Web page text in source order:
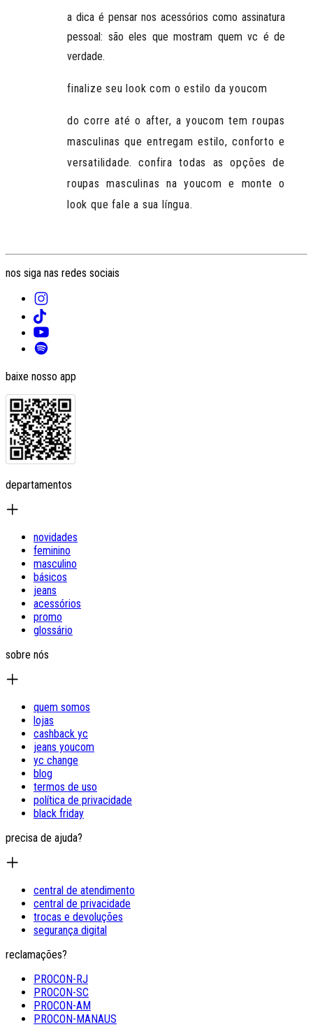
a dica é pensar nos acessórios como assinatura
pessoal: são eles que mostram quem vc é de
verdade.
finalize seu look com o estilo da youcom
do corre até o after, a youcom tem roupas
masculinas que entregam estilo, conforto e
versatilidade. confira todas as opções de
roupas masculinas na youcom e monte o
look que fale a sua língua.
nos siga nas redes sociais
baixe nosso app
departamentos
novidades
feminino
masculino
básicos
jeans
acessórios
promo
glossário
sobre nós
quem somos
lojas
cashback yc
jeans youcom
yc change
blog
termos de uso
política de privacidade
black friday
precisa de ajuda?
central de atendimento
central de privacidade
trocas e devoluções
segurança digital
reclamações?
PROCON-RJ
PROCON-SC
PROCON-AM
PROCON-MANAUS